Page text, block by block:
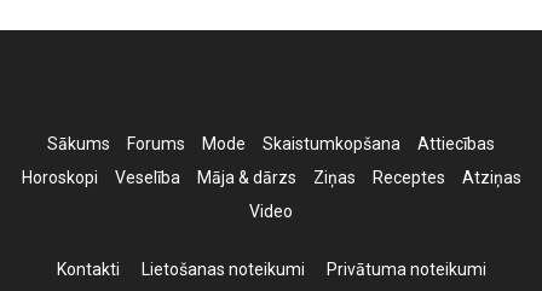
Sākums Forums Mode Skaistumkopšana
Attiecības
Horoskopi
Veselība Māja & dārzs Ziņas Receptes
Atziņas
Video
Kontakti Lietošanas noteikumi Privātuma noteikumi